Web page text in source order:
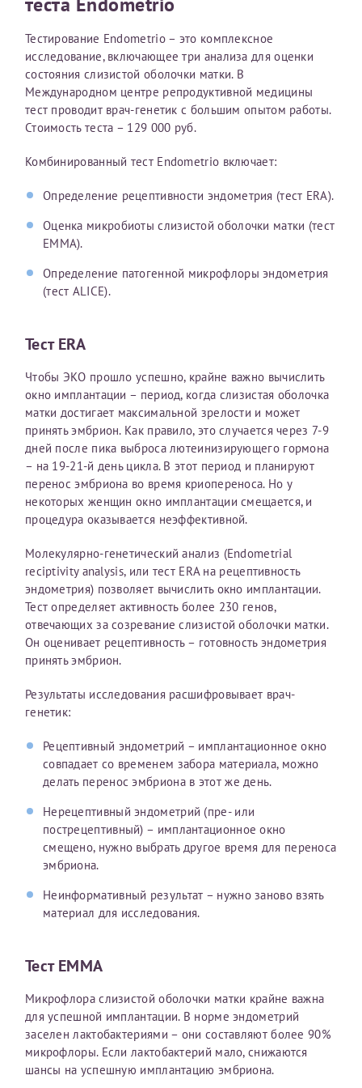
Тестирование Endometrio – это комплексное
исследование, включающее три анализа для оценки
состояния слизистой оболочки матки. В
Международном центре репродуктивной медицины
тест проводит врач-генетик с большим опытом работы.
Стоимость теста – 129 000 руб.
Комбинированный тест Endometrio включает:
Определение рецептивности эндометрия (тест ERA).
Оценка микробиоты слизистой оболочки матки (тест
EMMA).
Определение патогенной микрофлоры эндометрия
(тест ALICE).
Тест ERA
Чтобы ЭКО прошло успешно, крайне важно вычислить
окно имплантации – период, когда слизистая оболочка
матки достигает максимальной зрелости и может
принять эмбрион. Как правило, это случается через 7-9
дней после пика выброса лютеинизирующего гормона
– на 19-21-й день цикла. В этот период и планируют
перенос эмбриона во время криопереноса. Но у
некоторых женщин окно имплантации смещается, и
процедура оказывается неэффективной.
Молекулярно-генетический анализ (Endometrial
reciptivity analysis, или тест ERA на рецептивность
эндометрия) позволяет вычислить окно имплантации.
Тест определяет активность более 230 генов,
отвечающих за созревание слизистой оболочки матки.
Он оценивает рецептивность – готовность эндометрия
принять эмбрион.
Результаты исследования расшифровывает врач-
генетик:
Рецептивный эндометрий – имплантационное окно
совпадает со временем забора материала, можно
делать перенос эмбриона в этот же день.
Нерецептивный эндометрий (пре- или
пострецептивный) – имплантационное окно
смещено, нужно выбрать другое время для переноса
эмбриона.
Неинформативный результат – нужно заново взять
материал для исследования.
Тест EMMA
Микрофлора слизистой оболочки матки крайне важна
для успешной имплантации. В норме эндометрий
заселен лактобактериями – они составляют более 90%
микрофлоры. Если лактобактерий мало, снижаются
шансы на успешную имплантацию эмбриона.
Принимаю условияСоглашения на обработку
персональных данных
Записаться на прием
Отчество*
Дата рождения*
Федерации, выписать ее на имя:
Отчество*
ИНН Налогоплательщика*
налогоплательщик, тот, кто будет получать вычет - ФИО
налогоплательщика
За год/годы
2022
2023
2024
Получение справки
Лично в кассе центра
Прислать на эл. почту
Направить справку сразу в ИФНС
(упрощенный порядок возврата НДФЛ с 2024 г.)
Телефон*
Электронная почта*
скан 2-3 страниц паспорта пациента и